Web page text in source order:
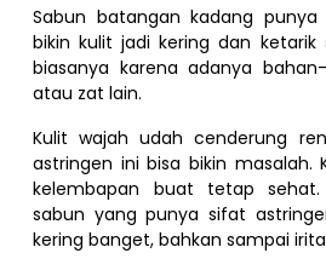
Sabun batangan kadang
bikin kulit jadi kering dan ketarik
biasanya karena adanya
atau zat lain.
Kulit wajah udah cenderung
astringen ini bisa bikin masalah.
kelembapan buat tetap
sabun yang punya sifat
kering banget, bahkan sampai